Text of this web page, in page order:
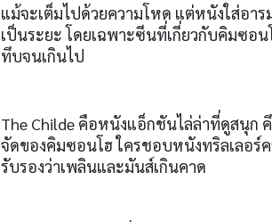
แม้จะเต็มไปด้วยความโหด แต่หนังใส่อา
เป็นระยะ โดยเฉพาะซีนที่เกี่ยวกับคิมซอ
ทึบจนเกินไป
The Childe คือหนังแอ็กชันไล่ล่าที่ดูสนุก
จัดของคิมซอนโฮ ใครชอบหนังทริลเลอร์
รับรองว่าเพลินและมันส์เกินคาด